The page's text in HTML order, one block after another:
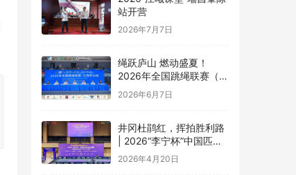
2026年7月7日
西庐山站）盛大开幕
2026年6月7日
球巡回赛井冈山站圆满落
幕
2026年4月20日